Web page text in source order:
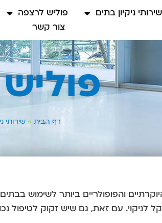
שירותי ניקיון בתים פוליש לרצפה
צור קשר
דף הבית »שירותי
והפופולריים ביותר לשימוש
לניקוי. עם זאת, גם שיש זקוק לטיפול